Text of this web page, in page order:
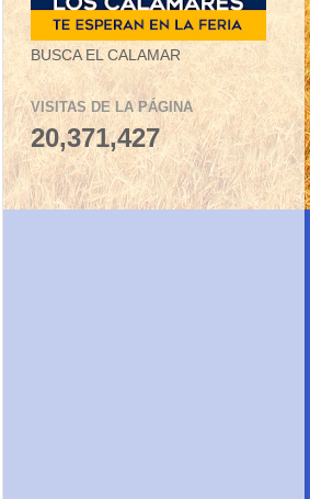
BUSCA EL CALAMAR
VISITAS DE LA PÁGINA
20,371,427